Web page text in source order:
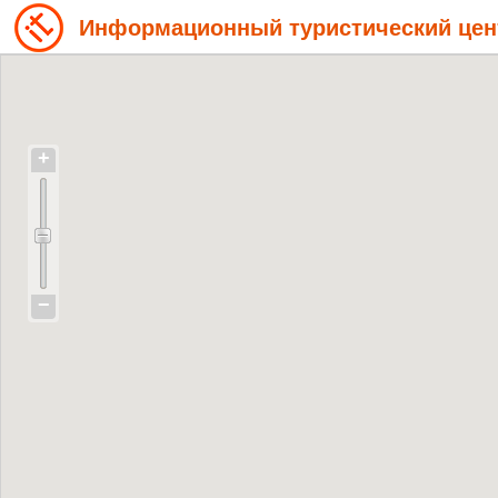
Информационный туристический
+
−